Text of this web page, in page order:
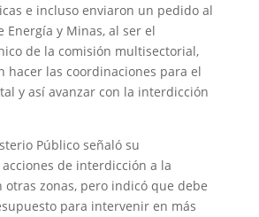
e incluso enviaron un pedido al
Energía y Minas, al ser el
de la comisión multisectorial,
hacer las coordinaciones para el
y así avanzar con la interdicción
Público señaló su
de interdicción a la
zonas, pero indicó que debe
para intervenir en más